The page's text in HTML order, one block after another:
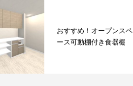
おすすめ！オープンスペ
ース可動棚付き食器棚